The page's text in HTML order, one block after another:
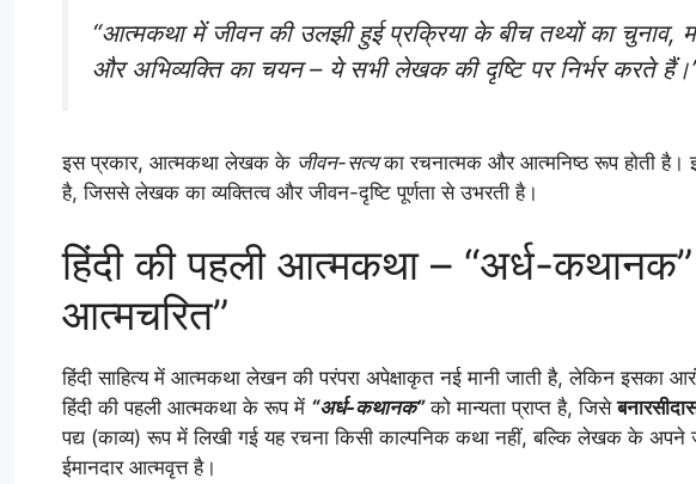
“आत्मकथा में जीवन की उलझी हुई प्रक्रिया के बीच तथ्यों का चुनाव,
और अभिव्यक्ति का चयन – ये सभी लेखक की दृष्टि पर निर्भर करते
इस प्रकार, आत्मकथा लेखक के जीवन-सत्यका रचनात्मक और आत्मनिष्ठ रूप होती है।
है, जिससे लेखक का व्यक्तित्व और जीवन-दृष्टि पूर्णता से उभरती है।
हिंदी की पहली आत्मकथा – “अर्ध-
आत्मचरित”
हिंदी साहित्य में आत्मकथा लेखन की परंपरा अपेक्षाकृत नई मानी जाती है, लेकिन इसका
हिंदी की पहली आत्मकथा के रूप में “अर्ध-कथानक”को मान्यता प्राप्त है, जिसे
पद्य (काव्य) रूप में लिखी गई यह रचना किसी काल्पनिक कथा नहीं, बल्कि लेखक के
ईमानदार आत्मवृत्त है।